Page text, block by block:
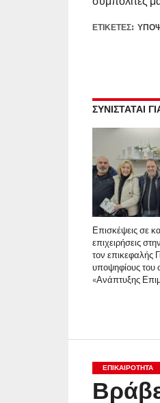
ΕΤΙΚΕΤΕΣ:
ΣΥΝΙΣΤΑΤΑΙ
Επισκέψεις σε
επιχειρήσεις
τον επικεφαλής
υποψηφίους του
«Ανάπτυξης
ΕΠΙΚΑΙΡΟΤΗΤΑ